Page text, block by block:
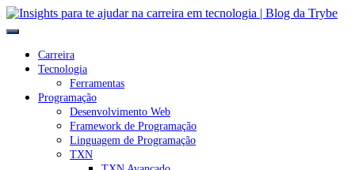
Carreira
Tecnologia
Ferramentas
Programação
Desenvolvimento Web
Framework de Programação
Linguagem de Programação
TXN